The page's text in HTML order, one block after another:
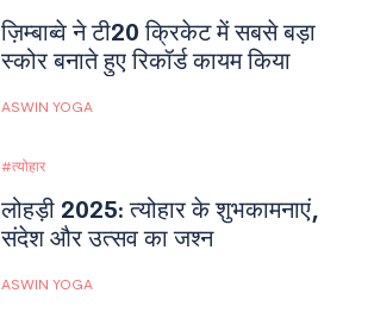
ज़िम्बाब्वे ने टी20 क्रिकेट में सबसे बड़ा
स्कोर बनाते हुए रिकॉर्ड कायम किया
ASWIN YOGA
त्योहार
लोहड़ी 2025: त्योहार के शुभकामनाएं,
संदेश और उत्सव का जश्न
ASWIN YOGA